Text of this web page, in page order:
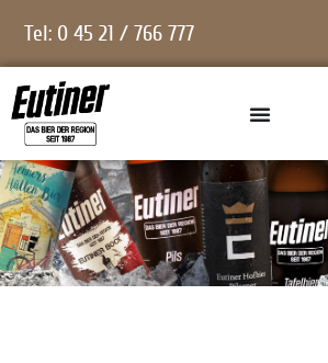
Tel: 0 45 21 / 766 777